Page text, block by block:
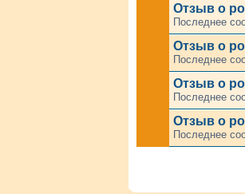
Отзыв о
Последнее
Отзыв о
Последнее
Отзыв о
Последнее
Отзыв о
Последнее